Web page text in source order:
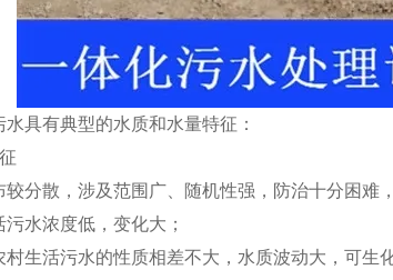
具有典型的水质和水量特征：
分散，涉及范围广、随机性强，防治十分困难
水浓度低，变化大；
生活污水的性质相差不大，水质波动大，可生